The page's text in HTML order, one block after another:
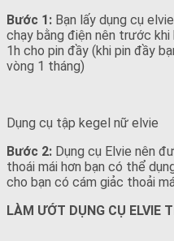
Bước 1: Bạn lấy dụng cụ
chạy bằng điện nên trước
1h cho pin đầy (khi pin đầy
vòng 1 tháng)
Dụng cụ tập kegel nữ elvie
Bước 2: Dụng cụ Elvie nên
thoái mái hơn bạn có thể
cho bạn có cám giảc thoải
LÀM ƯỚT DỤNG CỤ ELVIE